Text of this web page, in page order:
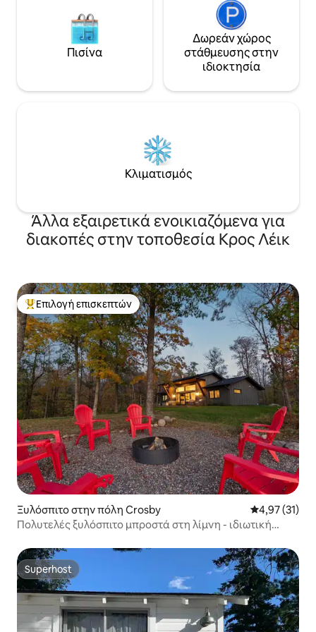
Πισίνα
Δωρεάν χώρος
στάθμευσης στην
ιδιοκτησία
Κλιματισμός
Άλλα εξαιρετικά ενοικιαζόμενα για
διακοπές στην τοποθεσία Κρος Λέικ
Κορυφαία επιλογή επισκεπτών
Επιλογή επισκεπτών
Ξυλόσπιτο στην πόλη Crosby Μέση
4,97 (31)
Πολυτελές ξυλόσπιτο μπροστά στη λίμνη - ιδιωτική
Superhost
Superhost